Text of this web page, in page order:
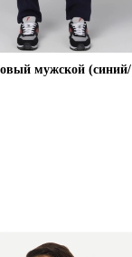
мужской (синий/